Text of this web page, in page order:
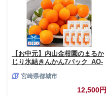
【お中元】内山金柑園のまるか
じり氷結きんかん7パック_AO-
宮崎県都城市
12,500円